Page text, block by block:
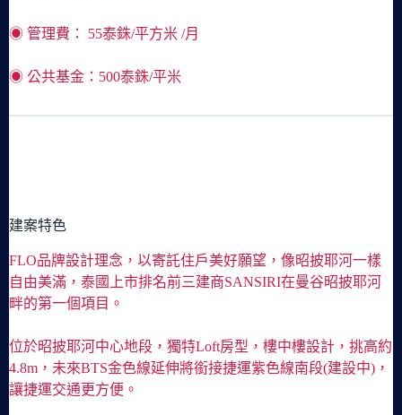
◉ 管理費： 55泰銖/平方米 /月
◉ 公共基金：500泰銖/平米
建案特色
FLO品牌設計理念，以寄託住戶美好願望，像昭披耶河一樣
自由美滿，泰國上市排名前三建商SANSIRI在曼谷昭披耶河
畔的第一個項目。
位於昭披耶河中心地段，獨特Loft房型，樓中樓設計，挑高約
4.8m，未來BTS金色線延伸將銜接捷運紫色線南段(建設中)，
讓捷運交通更方便。